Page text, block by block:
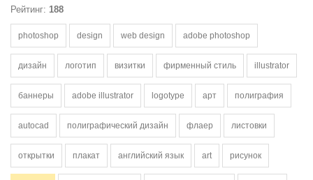
Рейтинг: 188
photoshop design web design adobe photoshop
дизайн логотип визитки фирменный стиль illustrator
баннеры adobe illustrator logotype арт полиграфия
autocad полиграфический дизайн флаер листовки
открытки плакат английский язык art рисунок